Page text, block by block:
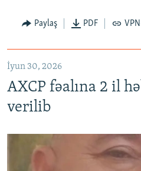
Paylaş PDF
İyun 30, 2026
AXCP fəalına 2 il
verilib